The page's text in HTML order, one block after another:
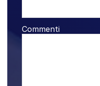
Commenti